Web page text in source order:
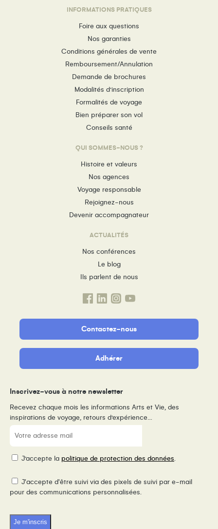
INFORMATIONS PRATIQUES
Foire aux questions
Nos garanties
Conditions générales de vente
Remboursement/Annulation
Demande de brochures
Modalités d’inscription
Formalités de voyage
Bien préparer son vol
Conseils santé
QUI SOMMES-NOUS ?
Histoire et valeurs
Nos agences
Voyage responsable
Rejoignez-nous
Devenir accompagnateur
ACTUALITÉS
Nos conférences
Le blog
Ils parlent de nous
Contactez-nous
Adhérer
Inscrivez-vous à notre newsletter
Recevez chaque mois les informations Arts et Vie, des
inspirations de voyage, retours d’expérience…
E-
mail
RGPDJ’accepte la politique de protection des données
Pixel
de
J'accepte d'être suivi via des pixels de suivi par e-mail
pour des communications personnalisées.